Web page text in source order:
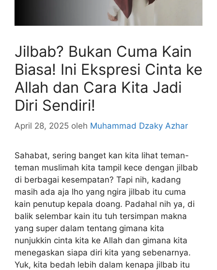
Jilbab? Bukan Cuma Kain
Biasa! Ini Ekspresi Cinta ke
Allah dan Cara Kita Jadi
Diri Sendiri!
April 28, 2025 oleh Muhammad Dzaky Azhar
Sahabat, sering banget kan kita lihat teman-
teman muslimah kita tampil kece dengan jilbab
di berbagai kesempatan? Tapi nih, kadang
masih ada aja lho yang ngira jilbab itu cuma
kain penutup kepala doang. Padahal nih ya, di
balik selembar kain itu tuh tersimpan makna
yang super dalam tentang gimana kita
nunjukkin cinta kita ke Allah dan gimana kita
menegaskan siapa diri kita yang sebenarnya.
Yuk, kita bedah lebih dalam kenapa jilbab itu